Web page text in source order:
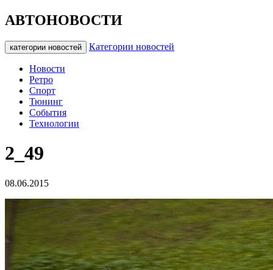
АВТОНОВОСТИ
категории новостей Категории новостей
Новости
Ретро
Спорт
Тюнинг
События
Технологии
2_49
08.06.2015